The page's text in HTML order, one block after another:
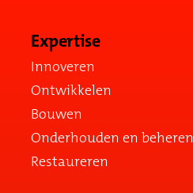
Expertise
Innoveren
Ontwikkelen
Bouwen
Onderhouden en beheren
Restaureren